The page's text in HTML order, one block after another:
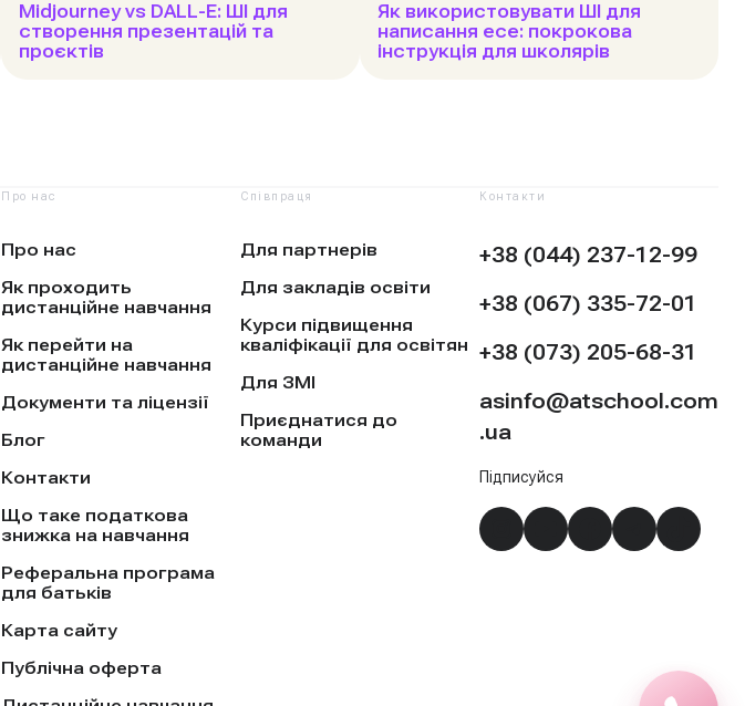
Midjourney vs DALL-E: ШІ для
створення презентацій та
проєктів
Як використовувати ШІ для
написання есе: покрокова
інструкція для школярів
Про нас
Про нас
Як проходить
дистанційне навчання
Як перейти на
дистанційне навчання
Документи та ліцензії
Блог
Контакти
Що таке податкова
знижка на навчання
Реферальна програма
для батьків
Карта сайту
Публічна оферта
Співпраця
Для партнерів
Для закладів освіти
Курси підвищення
кваліфікації для освітян
Для ЗМІ
Приєднатися до
команди
Контакти
+38 (044) 237-12-99
+38 (067) 335-72-01
+38 (073) 205-68-31
asinfo@atschool.com
.ua
Підписуйся
Instagram
YouTubeFacebook